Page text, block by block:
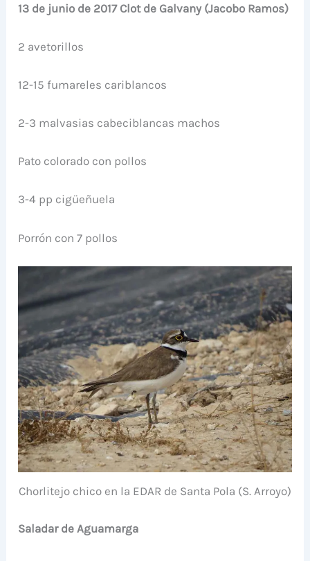
13 de junio de 2017 Clot de Galvany (Jacobo Ramos)
2 avetorillos
12-15 fumareles cariblancos
2-3 malvasias cabeciblancas machos
Pato colorado con pollos
3-4 pp cigüeñuela
Porrón con 7 pollos
Chorlitejo chico en la EDAR de Santa Pola (S. Arroyo)
Saladar de Aguamarga